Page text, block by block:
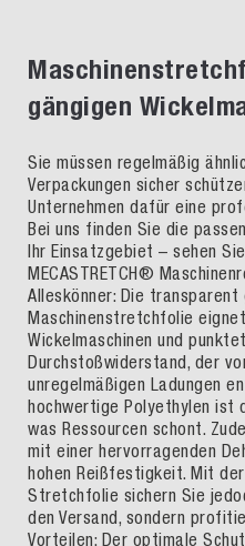
gängigen
Sie müssen regelmäßig
Verpackungen sicher
Unternehmen dafür eine
Bei uns finden Sie die
Ihr Einsatzgebiet – sehen
MECASTRETCH®
Alleskönner: Die transparent
Maschinenstretchfolie
Wickelmaschinen und
Durchstoßwiderstand, der
unregelmäßigen Ladungen
hochwertige Polyethylen ist
was Ressourcen schont.
mit einer hervorragenden
hohen Reißfestigkeit. Mit
Stretchfolie sichern Sie
den Versand, sondern
Vorteilen: Der optimale